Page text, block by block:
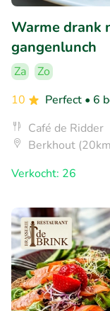
Warme drank
gangenlunch
Za
Zo
10
Perfect • 6
Café de Ridder
Berkhout
Verkocht: 26